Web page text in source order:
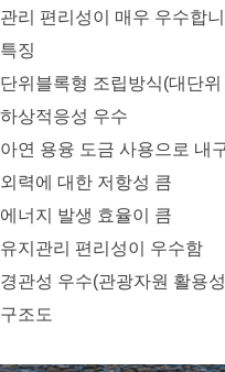
관리 편리성이 매우 우수합
특징
단위블록형 조립방식(대단
하상적응성 우수
아연 용융 도금 사용으로 내
외력에 대한 저항성 큼
에너지 발생 효율이 큼
유지관리 편리성이 우수함
경관성 우수(관광자원 활용
구조도